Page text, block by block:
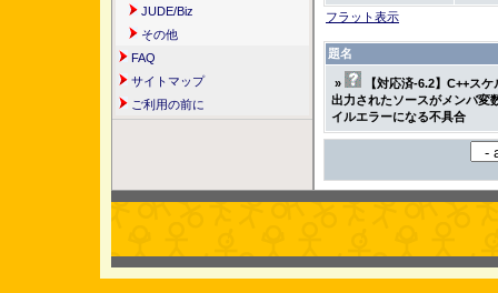
JUDE/Biz
その他
FAQ
サイトマップ
ご利用の前に
フラット表示
題名
»
【対応済-6.2】C++ス
出力されたソースがメンバ変
イルエラーになる不具合